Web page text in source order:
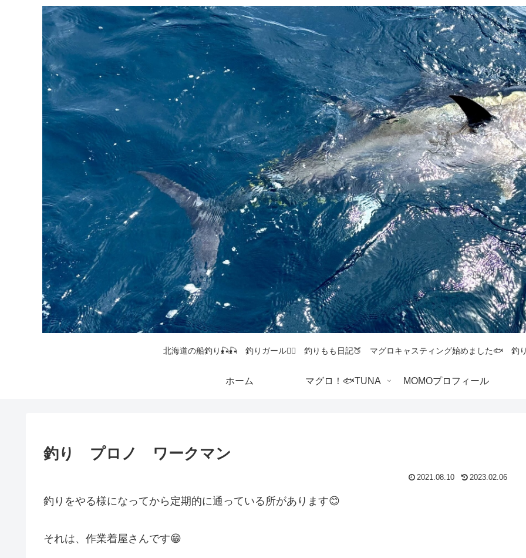
北海道の船釣り🎣🎣 釣りガール💁‍♀️ 釣りもも日記🍑 マグロキャスティング始めました🐟 釣
ホーム マグロ！🐟TUNA MOMOプロフィール
釣り プロノ ワークマン
2021.08.10 2023.02.06
釣りをやる様になってから定期的に通っている所があります😊
それは、作業着屋さんです😁